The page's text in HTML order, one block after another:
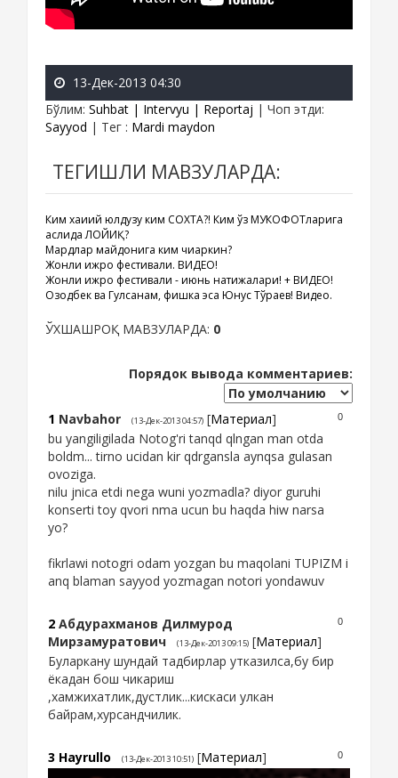
13-Дек-2013 04:30
Бўлим: Suhbat | Intervyu | Reportaj | Чоп этди:
Sayyod | Тег : Mardi maydon
ТЕГИШЛИ МАВЗУЛАРДА:
Ким хақиқий юлдузу ким СОХТА?! Ким ўз МУКОФОТларига
аслида ЛОЙИҚ?
Мардлар майдонига ким чиқаркин?
Жонли ижро фестивали. ВИДЕО!
Жонли ижро фестивали - июнь натижалари! + ВИДЕО!
Озодбек ва Гулсанам, фишка эса Юнус Тўраев! Видео.
ЎХШАШРОҚ МАВЗУЛАРДА: 0
Порядок вывода комментариев:
0
1 Navbahor (13-Дек-2013 04:57) [Материал]
bu yangiligilada Notog'ri tanqd qlngan man otda
boldm... tirno ucidan kir qdrgansla aynqsa gulasan
ovoziga.
nilu jnica etdi nega wuni yozmadla? diyor guruhi
konserti toy qvori nma ucun bu haqda hiw narsa
yo?
fikrlawi notogri odam yozgan bu maqolani TUPIZM i
anq blaman sayyod yozmagan notori yondawuv
0
2 Абдурахманов Дилмурод
Мирзамуратович
(13-Дек-2013 09:15) [Материал]
Буларкану шундай тадбирлар утказилса,бу бир
ёкадан бош чикариш
,хамжихатлик,дустлик...кискаси улкан
байрам,хурсандчилик.
0
3 Hayrullo (13-Дек-2013 10:51) [Материал]